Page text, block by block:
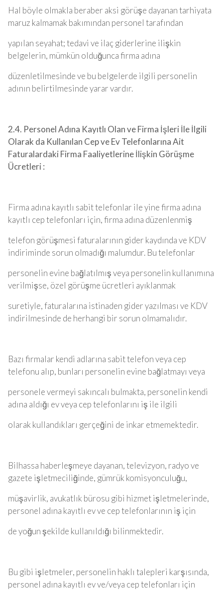
Hal böyle olmakla beraber aksi görüşe dayanan tarhiyata
maruz kalmamak bakımından personel tarafından
yapılan seyahat; tedavi ve ilaç giderlerine ilişkin
belgelerin, mümkün olduğunca firma adına
düzenletilmesinde ve bu belgelerde ilgili personelin
adının belirtilmesinde yarar vardır.
2.4. Personel Adına Kayıtlı Olan ve Firma İşleri İle İlgili
Olarak da Kullanılan Cep ve Ev Telefonlarına Ait
Faturalardaki Firma Faaliyetlerine İlişkin Görüşme
Ücretleri :
Firma adına kayıtlı sabit telefonlar ile yine firma adına
kayıtlı cep telefonları için, firma adına düzenlenmiş
telefon görüşmesi faturalarının gider kaydında ve KDV
indiriminde sorun olmadığı malumdur. Bu telefonlar
personelin evine bağlatılmış veya personelin kullanımına
verilmişse, özel görüşme ücretleri ayıklanmak
suretiyle, faturalarına istinaden gider yazılması ve KDV
indirilmesinde de herhangi bir sorun olmamalıdır.
Bazı firmalar kendi adlarına sabit telefon veya cep
telefonu alıp, bunları personelin evine bağlatmayı veya
personele vermeyi sakıncalı bulmakta, personelin kendi
adına aldığı ev veya cep telefonlarını iş ile ilgili
olarak kullandıkları gerçeğini de inkar etmemektedir.
Bilhassa haberleşmeye dayanan, televizyon, radyo ve
gazete işletmeciliğinde, gümrük komisyonculuğu,
müşavirlik, avukatlık bürosu gibi hizmet işletmelerinde,
personel adına kayıtlı ev ve cep telefonlarının iş için
de yoğun şekilde kullanıldığı bilinmektedir.
Bu gibi işletmeler, personelin haklı talepleri karşısında,
personel adına kayıtlı ev ve/veya cep telefonları için